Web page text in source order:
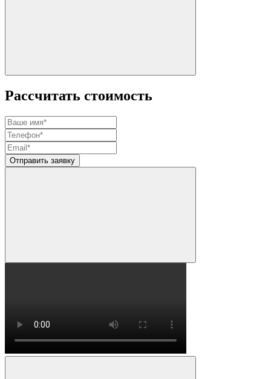
Рассчитать стоимость
Отправить заявку